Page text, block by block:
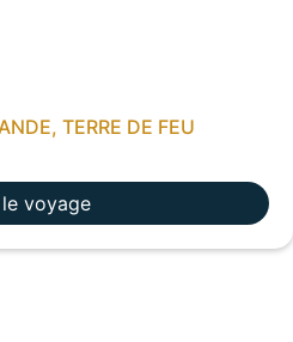
TERRE DE FEU
voyage